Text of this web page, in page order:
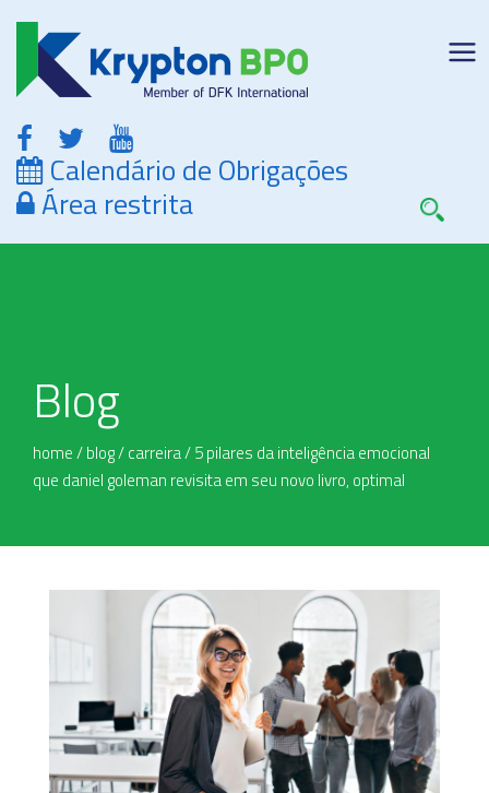
Calendário de Obrigações
Área restrita
Blog
home/blog/carreira/5 pilares da inteligência emocional
que daniel goleman revisita em seu novo livro, optimal